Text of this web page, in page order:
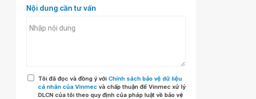
Nội dung cần tư vấn
Tôi đã đọc và đồng ý với Chính sách bảo vệ dữ liệu
cá nhân của Vinmec và chấp thuận để Vinmec xử lý
DLCN của tôi theo quy định của pháp luật về bảo vệ